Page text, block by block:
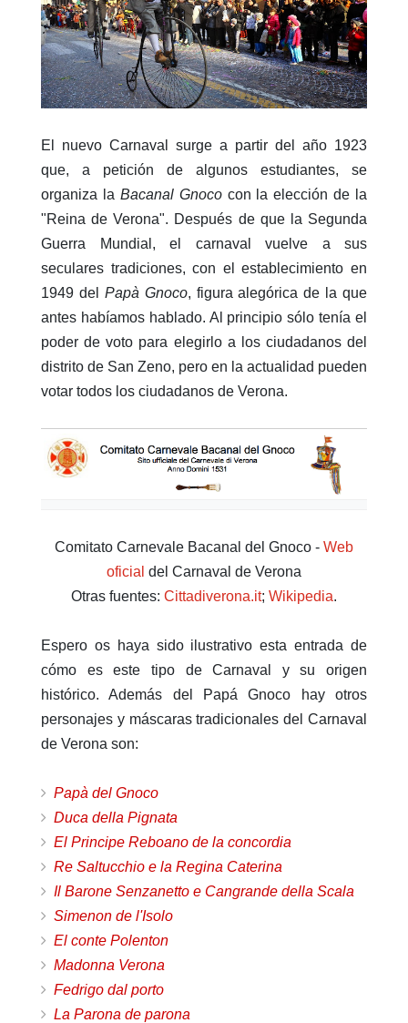
El nuevo Carnaval surge a partir del año 1923
que, a petición de algunos estudiantes, se
organiza la Bacanal Gnococon la elección de la
"Reina de Verona". Después de que la Segunda
Guerra Mundial, el carnaval vuelve a sus
seculares tradiciones, con el establecimiento en
1949 del Papà Gnoco, figura alegórica de la que
antes habíamos hablado. Al principio sólo tenía el
poder de voto para elegirlo a los ciudadanos del
distrito de San Zeno, pero en la actualidad pueden
votar todos los ciudadanos de Verona.
Comitato Carnevale Bacanal del Gnoco - Web
oficial del Carnaval de Verona
Otras fuentes: Cittadiverona.it; Wikipedia.
Espero os haya sido ilustrativo esta entrada de
cómo es este tipo de Carnaval y su origen
histórico. Además del Papá Gnoco hay otros
personajes y máscaras tradicionales del Carnaval
de Verona son:
Papà del Gnoco
Duca della Pignata
El Principe Reboano de la concordia
Re Saltucchio e la Regina Caterina
Il Barone Senzanetto e Cangrande della Scala
Simenon de l'Isolo
El conte Polenton
Madonna Verona
Fedrigo dal porto
La Parona de parona